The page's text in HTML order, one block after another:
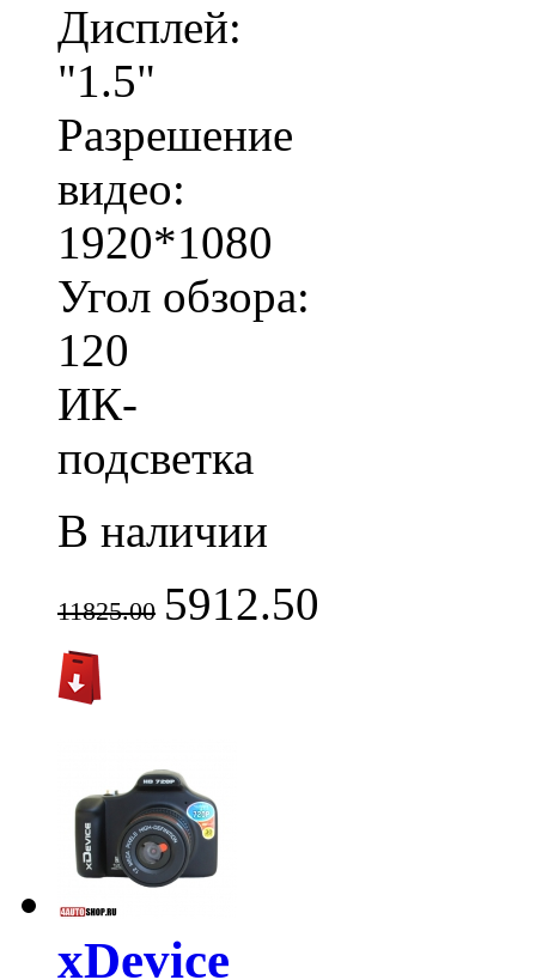
Дисплей:
"1.5"
Разрешение
видео:
1920*1080
Угол обзора:
120
ИК-
подсветка
В наличии
11825.00 5912.50
xDevice